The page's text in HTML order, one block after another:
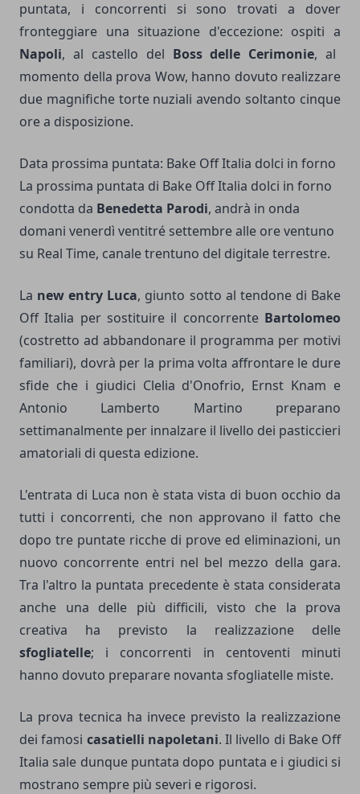
puntata, i concorrenti si sono trovati a dover
fronteggiare una situazione d'eccezione: ospiti a
Napoli, al castello del Boss delle Cerimonie, al
momento della prova Wow, hanno dovuto realizzare
due magnifiche torte nuziali avendo soltanto cinque
ore a disposizione.
Data prossima puntata: Bake Off Italia dolci in forno
La prossima puntata di Bake Off Italia dolci in forno
condotta da Benedetta Parodi, andrà in onda
domani venerdì ventitré settembre alle ore ventuno
su Real Time, canale trentuno del digitale terrestre.
La new entry Luca, giunto sotto al tendone di Bake
Off Italia per sostituire il concorrenteBartolomeo
(costretto ad abbandonare il programma per motivi
familiari), dovrà per la prima volta affrontare le dure
sfide che i giudici Clelia d'Onofrio, Ernst Knam e
Antonio Lamberto Martino preparano
settimanalmente per innalzare il livello dei pasticcieri
amatoriali di questa edizione.
L'entrata di Luca non è stata vista di buon occhio da
tutti i concorrenti, che non approvano il fatto che
dopo tre puntate ricche di prove ed eliminazioni, un
nuovo concorrente entri nel bel mezzo della gara.
Tra l'altro la puntata precedente è stata considerata
anche una delle più difficili, visto che la prova
creativa ha previsto la realizzazione delle
sfogliatelle; i concorrenti in centoventi minuti
hanno dovuto preparare novanta sfogliatelle miste.
La prova tecnica ha invece previsto la realizzazione
dei famosi casatielli napoletani. Il livello di Bake Off
Italia sale dunque puntata dopo puntata e i giudici si
mostrano sempre più severi e rigorosi.